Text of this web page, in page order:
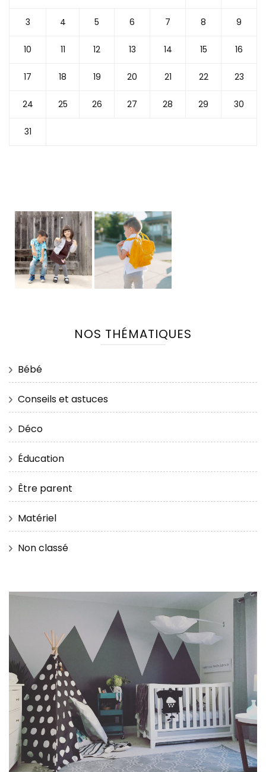
3 4 5 6 7 8 9
10 11 12 13 14 15 16
17 18 19 20 21 22 23
24 25 26 27 28 29 30
31
NOS THÉMATIQUES
Bébé
Conseils et astuces
Déco
Éducation
Être parent
Matériel
Non classé